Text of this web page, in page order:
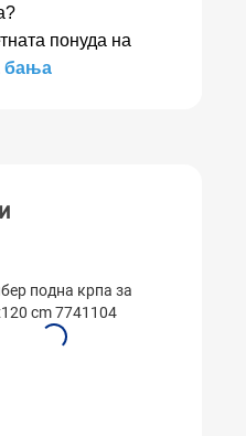
понуда на
бања
подна крпа за
cm 7741104